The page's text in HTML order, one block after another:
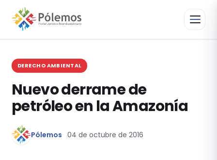
DERECHO AMBIENTAL
Nuevo derrame de
petróleo en la Amazonía
Pólemos 04 de octubre de 2016